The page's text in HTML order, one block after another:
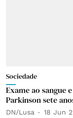
Sociedade
Exame ao sangue
Parkinson sete
DN/Lusa 18 Jun